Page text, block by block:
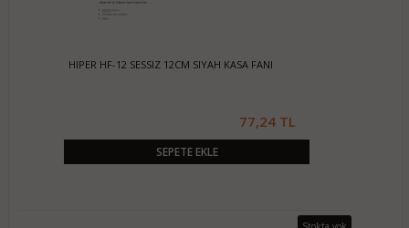
HIPER HF-12 SESSIZ 12CM SIYAH KASA FANI
77,24 TL
SEPETE EKLE